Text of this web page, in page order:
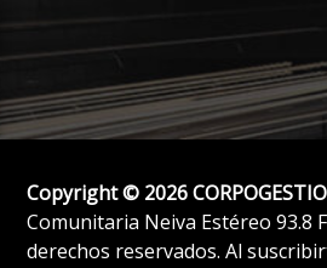
Copyright © 2026
Comunitaria Neiva Estéreo 93.8
derechos reservados. Al